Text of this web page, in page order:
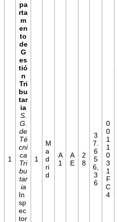
1
pa
rta
m
en
to
de
G
es
tió
n
Tri
bu
tar
ia
S.
G.
de
Té
cni
ca
Tri
bu
tar
ia
In
sp
ec
tor
1
M
a
d
ri
d
A
1
A
E
2
8
3
7.
6
5
6,
3
6
0
0
1
1
0
3
1
F
C
4